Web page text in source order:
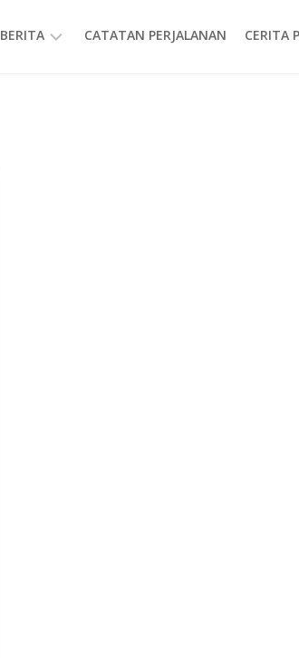
BERITA CATATAN PERJALANAN CERITA